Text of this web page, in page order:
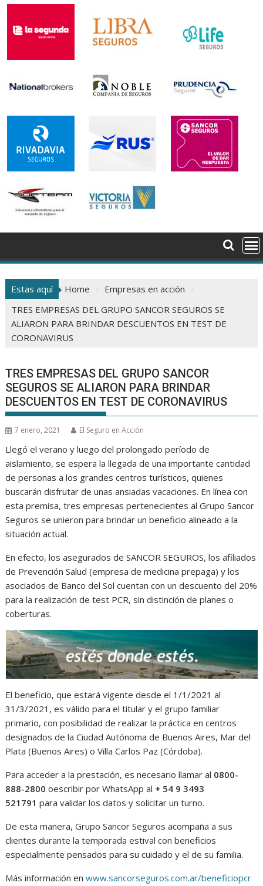
Estas aquí Home
Empresas en acción
TRES EMPRESAS DEL GRUPO SANCOR SEGUROS SE
ALIARON PARA BRINDAR DESCUENTOS EN TEST DE
CORONAVIRUS
TRES EMPRESAS DEL GRUPO SANCOR
SEGUROS SE ALIARON PARA BRINDAR
DESCUENTOS EN TEST DE CORONAVIRUS
7 enero, 2021 El Seguro en Acción
Llegó el verano y luego del prolongado período de
aislamiento, se espera la llegada de una importante cantidad
de personas a los grandes centros turísticos, quienes
buscarán disfrutar de unas ansiadas vacaciones. En línea con
esta premisa, tres empresas pertenecientes al Grupo Sancor
Seguros se unieron para brindar un beneficio alineado a la
situación actual.
En efecto, los asegurados de SANCOR SEGUROS, los afiliados
de Prevención Salud (empresa de medicina prepaga) y los
asociados de Banco del Sol cuentan con un descuento del 20%
para la realización de test PCR, sin distinción de planes o
coberturas.
El beneficio, que estará vigente desde el 1/1/2021 al
31/3/2021, es válido para el titular y el grupo familiar
primario, con posibilidad de realizar la práctica en centros
designados de la Ciudad Autónoma de Buenos Aires, Mar del
Plata (Buenos Aires) o Villa Carlos Paz (Córdoba).
Para acceder a la prestación, es necesario llamar al 0800-
888-2800 oescribir por WhatsApp al + 54 9 3493
521791para validar los datos y solicitar un turno.
De esta manera, Grupo Sancor Seguros acompaña a sus
clientes durante la temporada estival con beneficios
especialmente pensados para su cuidado y el de su familia.
Más información enwww.sancorseguros.com.ar/beneficiopcr